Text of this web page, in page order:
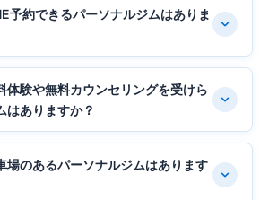
予約できるパーソナルジムはありま
体験や無料カウンセリングを受けら
はありますか？
場のあるパーソナルジムはあります